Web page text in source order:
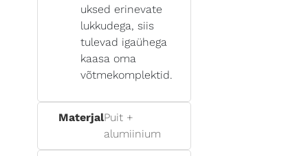
uksed erinevate
lukkudega, siis
tulevad igaühega
kaasa oma
võtmekomplektid.
MaterjalPuit +
alumiinium